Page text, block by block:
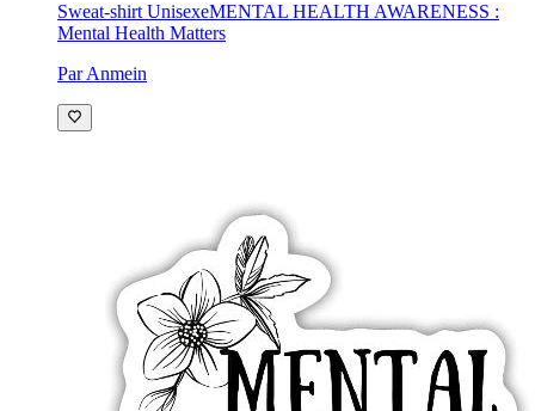
Sweat-shirt UnisexeMENTAL HEALTH AWARENESS :
Mental Health Matters
Par Anmein